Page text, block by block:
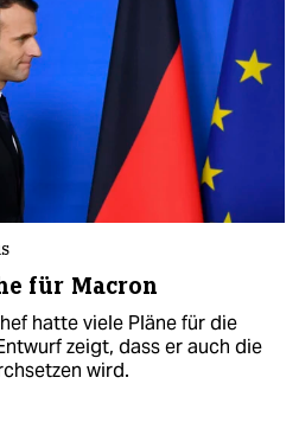
für Macron
hatte viele Pläne für die
zeigt, dass er auch die
wird.